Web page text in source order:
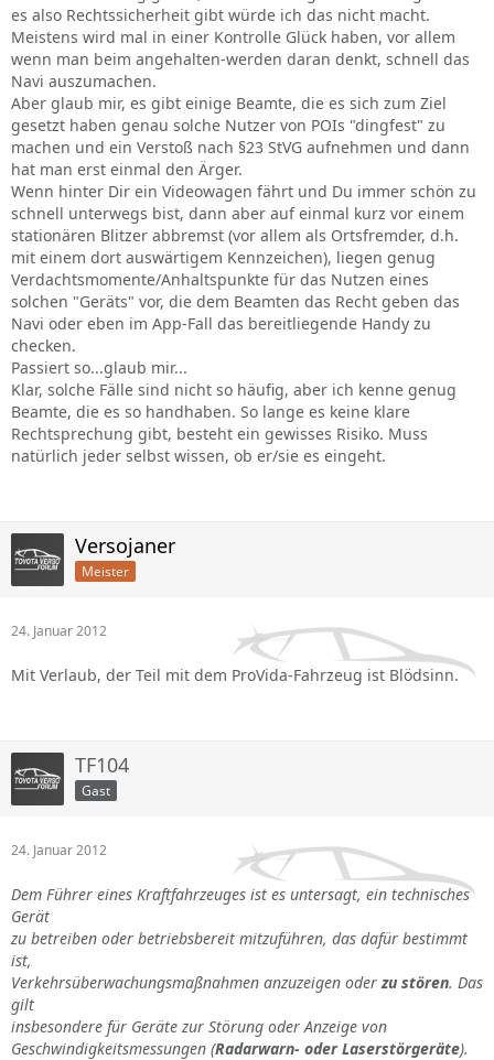
es also Rechtssicherheit gibt würde ich das nicht macht.
Meistens wird mal in einer Kontrolle Glück haben, vor allem
wenn man beim angehalten-werden daran denkt, schnell das
Navi auszumachen.
Aber glaub mir, es gibt einige Beamte, die es sich zum Ziel
gesetzt haben genau solche Nutzer von POIs "dingfest" zu
machen und ein Verstoß nach §23 StVG aufnehmen und dann
hat man erst einmal den Ärger.
Wenn hinter Dir ein Videowagen fährt und Du immer schön zu
schnell unterwegs bist, dann aber auf einmal kurz vor einem
stationären Blitzer abbremst (vor allem als Ortsfremder, d.h.
mit einem dort auswärtigem Kennzeichen), liegen genug
Verdachtsmomente/Anhaltspunkte für das Nutzen eines
solchen "Geräts" vor, die dem Beamten das Recht geben das
Navi oder eben im App-Fall das bereitliegende Handy zu
checken.
Passiert so...glaub mir...
Klar, solche Fälle sind nicht so häufig, aber ich kenne genug
Beamte, die es so handhaben. So lange es keine klare
Rechtsprechung gibt, besteht ein gewisses Risiko. Muss
natürlich jeder selbst wissen, ob er/sie es eingeht.
Versojaner
Meister
24. Januar 2012
Mit Verlaub, der Teil mit dem ProVida-Fahrzeug ist Blödsinn.
TF104
Gast
24. Januar 2012
Dem Führer eines Kraftfahrzeuges ist es untersagt, ein technisches
Gerät
zu betreiben oder betriebsbereit mitzuführen, das dafür bestimmt
ist,
Verkehrsüberwachungsmaßnahmen anzuzeigen oderzu stören. Das
gilt
insbesondere für Geräte zur Störung oder Anzeige von
Geschwindigkeitsmessungen (Radarwarn- oder Laserstörgeräte).